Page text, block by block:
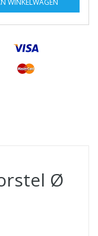
WINKELWAGEN
Ø